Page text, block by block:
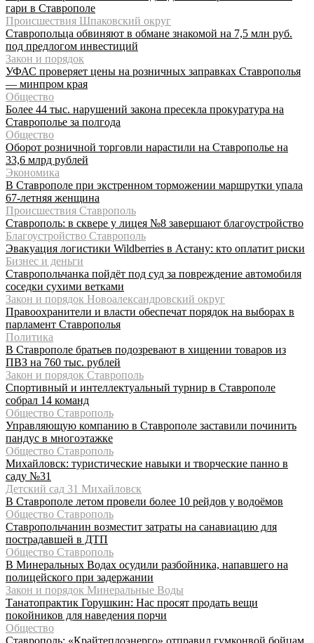
гари в Ставрополе
Происшествия Шпаковский округ
Ставропольца обвиняют в обмане знакомой на 7,5 млн руб.
под предлогом инвестиций
Закон и порядок
УФАС проверяет цены на розничных заправках Ставрополья
— минпром края
Общество
Более 44 тыс. нарушений закона пресекла прокуратура на
Ставрополье за полгода
Общество
Оборот розничной торговли нарастили на Ставрополье на
33,6 млрд рублей
Экономика
В Ставрополе при экстренном торможении маршрутки упала
67-летняя женщина
Происшествия Ставрополь
Ставрополь: в сквере у лицея №8 завершают благоустройство
Благоустройство Ставрополь
Эвакуация логистики Wildberries в Астану: кто оплатит риски
Бизнес и деньги
Ставропольчанка пойдёт под суд за повреждение автомобиля
соседки сухими ветками
Закон и порядок Новоалександровский округ
Правоохранители и власти обеспечат порядок на выборах в
парламент Ставрополья
Политика
В Ставрополе братьев подозревают в хищении товаров из
ПВЗ на 760 тыс. рублей
Закон и порядок Ставрополь
Спортивный и интеллектуальный турнир в Ставрополе
собрал 14 команд
Общество Ставрополь
Управляющую компанию в Ставрополе заставили починить
пандус в многоэтажке
Общество Ставрополь
Михайловск: туристические навыки и творческие панно в
саду №31
Детский сад 31 Михайловск
В Ставрополе летом провели более 10 рейдов у водоёмов
Общество Ставрополь
Ставропольчанин возместит затраты на санавиацию для
пострадавшей в ДТП
Общество Ставрополь
В Минеральных Водах осудили разбойника, напавшего на
полицейского при задержании
Закон и порядок Минеральные Воды
Танатопрактик Горушкин: Нас просят продать вещи
покойников для наведения порчи
Общество
Ставрополь: «Крайтеплоэнерго» отправил гумконвой бойцам